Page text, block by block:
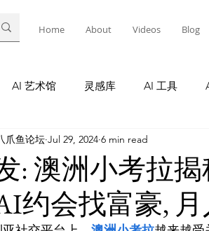
Home About Videos Blog
AI 艺术馆 灵感库 AI 工具
具 AI Tool Tutorials
AI 新闻 灵感库 教程
: 澳洲小考拉
约会找富豪,
爪鱼论坛 Jul 29, 2024 6 min read